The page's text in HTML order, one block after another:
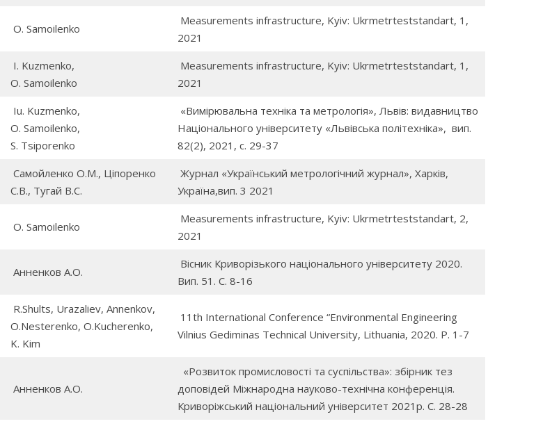
O. Samoilenko
Measurements infrastructure, Kyiv: Ukrmetrteststandart, 1,
2021
I. Kuzmenko,
O. Samoilenko
Measurements infrastructure, Kyiv: Ukrmetrteststandart, 1,
2021
Iu. Kuzmenko,
O. Samoilenko,
S. Tsiporenko
«Вимірювальна техніка та метрологія», Львів: видавництво
Національного університету «Львівська політехніка», вип.
82(2), 2021, с. 29-37
Самойленко О.М., Ціпоренко
С.В., Тугай В.С.
Журнал «Український метрологічний журнал», Харків,
Україна,вип. 3 2021
O. Samoilenko
Measurements infrastructure, Kyiv: Ukrmetrteststandart, 2,
2021
Анненков А.О.
Вісник Криворізького національного університету 2020.
Вип. 51. С. 8-16
R.Shults, Urazaliev, Annenkov,
O.Nesterenko, O.Kucherenko,
K. Kim
11th International Conference “Environmental Engineering
Vilnius Gediminas Technical University, Lithuania, 2020. Р. 1-7
Анненков А.О.
«Розвиток промисловості та суспільства»: збірник тез
доповідей Міжнародна науково-технічна конференція.
Криворіжський національний університет 2021р. С. 28-28